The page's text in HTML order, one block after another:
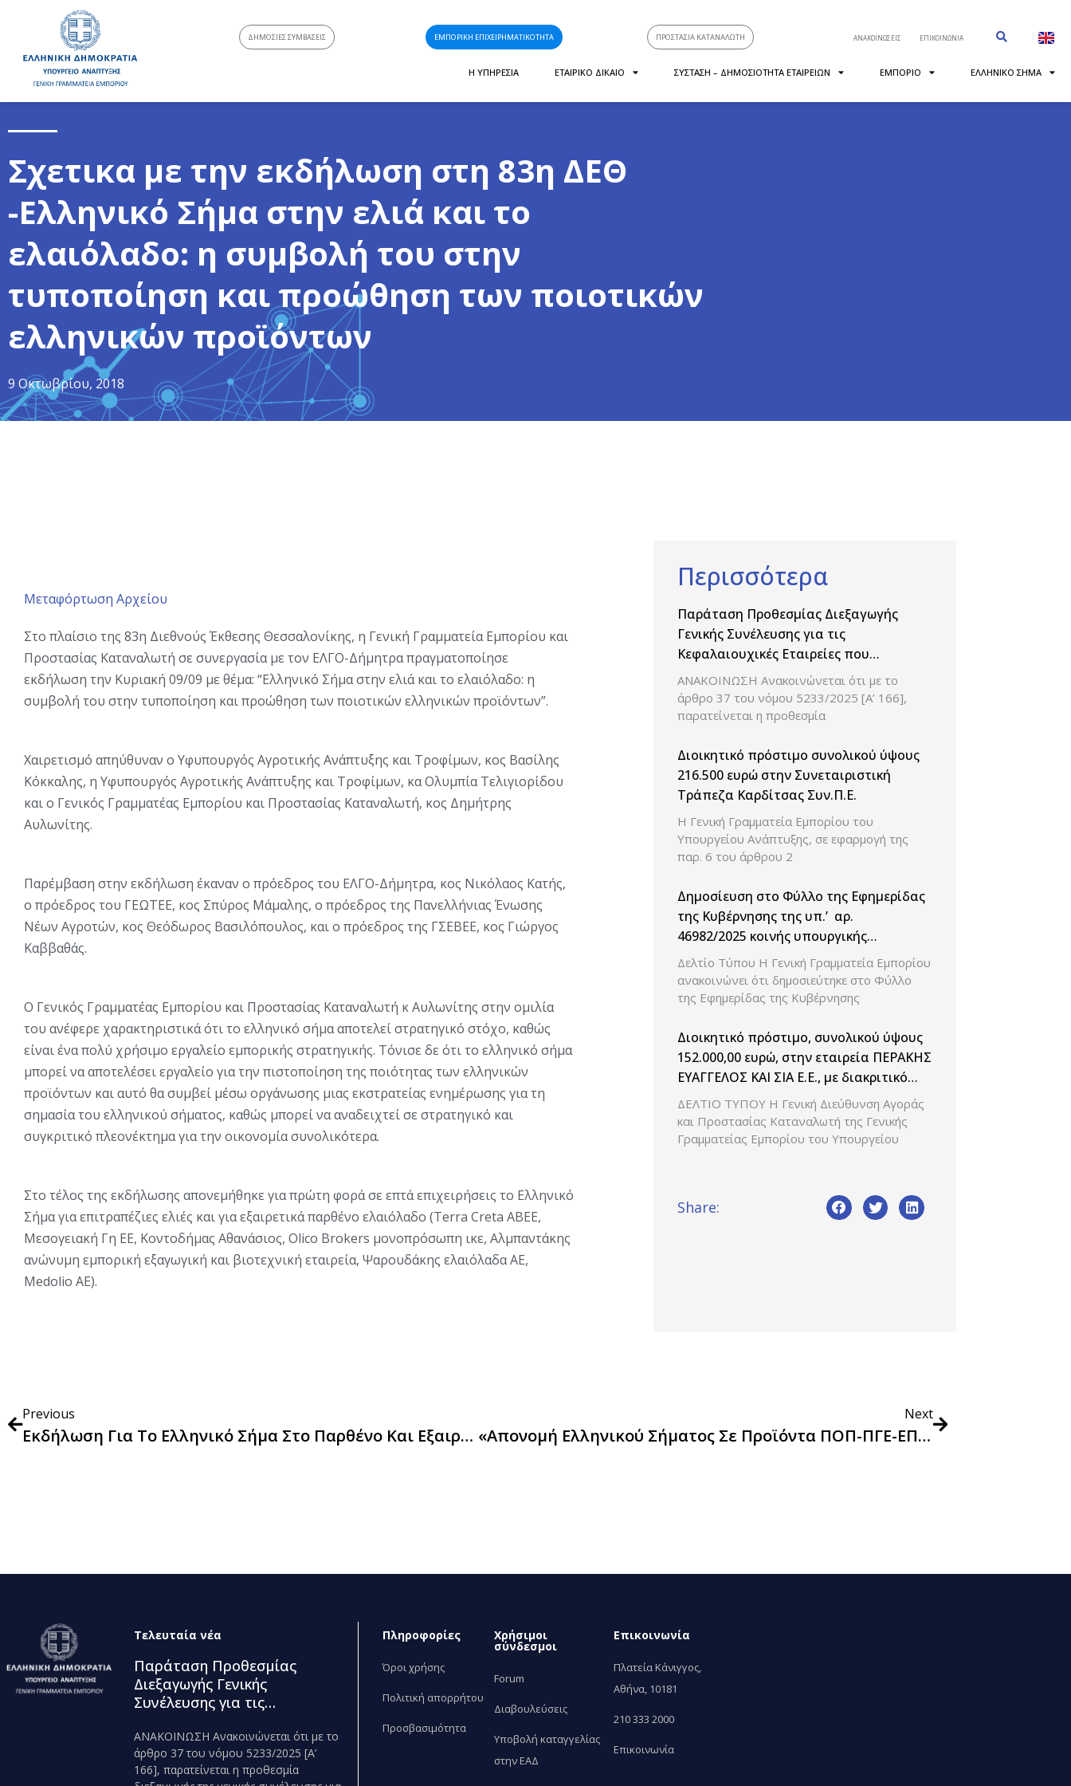
ΔΗΜΟΣΙΕΣ ΣΥΜΒΑΣΕΙΣ ΕΜΠΟΡΙΚΗ ΕΠΙΧΕΙΡΗΜΑΤΙΚΟΤΗΤΑ ΠΡΟΣΤΑΣΙΑ ΚΑΤΑΝΑΛΩΤΗ ΑΝΑΚΟΙΝΩΣΕΙΣ ΕΠΙΚΟΙΝΩΝΙΑ
Η ΥΠΗΡΕΣΙΑ ΕΤΑΙΡΙΚΟ ΔΙΚΑΙΟ ΣΥΣΤΑΣΗ – ΔΗΜΟΣΙΟΤΗΤΑ ΕΤΑΙΡΕΙΩΝ ΕΜΠΟΡΙΟ ΕΛΛΗΝΙΚΟ ΣΗΜΑ
Σχετικα με την εκδήλωση στη 83η ΔΕΘ
-Ελληνικό Σήμα στην ελιά και το
ελαιόλαδο: η συμβολή του στην
τυποποίηση και προώθηση των ποιοτικών
ελληνικών προϊόντων
9 Οκτωβρίου, 2018
Μεταφόρτωση Αρχείου
Στο πλαίσιο της 83η Διεθνούς Έκθεσης Θεσσαλονίκης, η Γενική Γραμματεία Εμπορίου και
Προστασίας Καταναλωτή σε συνεργασία με τον ΕΛΓΟ-Δήμητρα πραγματοποίησε
εκδήλωση την Κυριακή 09/09 με θέμα: “Ελληνικό Σήμα στην ελιά και το ελαιόλαδο: η
συμβολή του στην τυποποίηση και προώθηση των ποιοτικών ελληνικών προϊόντων”.
Χαιρετισμό απηύθυναν ο Υφυπουργός Αγροτικής Ανάπτυξης και Τροφίμων, κος Βασίλης
Κόκκαλης, η Υφυπουργός Αγροτικής Ανάπτυξης και Τροφίμων, κα Ολυμπία Τελιγιορίδου
και ο Γενικός Γραμματέας Εμπορίου και Προστασίας Καταναλωτή, κος Δημήτρης
Αυλωνίτης.
Παρέμβαση στην εκδήλωση έκαναν ο πρόεδρος του ΕΛΓΟ-Δήμητρα, κος Νικόλαος Κατής,
ο πρόεδρος του ΓΕΩΤΕΕ, κος Σπύρος Μάμαλης, ο πρόεδρος της Πανελλήνιας Ένωσης
Νέων Αγροτών, κος Θεόδωρος Βασιλόπουλος, και ο πρόεδρος της ΓΣΕΒΕΕ, κος Γιώργος
Καββαθάς.
Ο Γενικός Γραμματέας Εμπορίου και Προστασίας Καταναλωτή κ Αυλωνίτης στην ομιλία
του ανέφερε χαρακτηριστικά ότι το ελληνικό σήμα αποτελεί στρατηγικό στόχο, καθώς
είναι ένα πολύ χρήσιμο εργαλείο εμπορικής στρατηγικής. Τόνισε δε ότι το ελληνικό σήμα
μπορεί να αποτελέσει εργαλείο για την πιστοποίηση της ποιότητας των ελληνικών
προϊόντων και αυτό θα συμβεί μέσω οργάνωσης μιας εκστρατείας ενημέρωσης για τη
σημασία του ελληνικού σήματος, καθώς μπορεί να αναδειχτεί σε στρατηγικό και
συγκριτικό πλεονέκτημα για την οικονομία συνολικότερα.
Στο τέλος της εκδήλωσης απονεμήθηκε για πρώτη φορά σε επτά επιχειρήσεις το Ελληνικό
Σήμα για επιτραπέζιες ελιές και για εξαιρετικά παρθένο ελαιόλαδο (Τerra Creta ΑΒΕΕ,
Mεσογειακή Γη ΕΕ, Κοντοδήμας Αθανάσιος, Οlico Βrokers μονοπρόσωπη ικε, Αλμπαντάκης
ανώνυμη εμπορική εξαγωγική και βιοτεχνική εταιρεία, Ψαρουδάκης ελαιόλαδα ΑΕ,
Μedolio ΑΕ).
Περισσότερα
Παράταση Προθεσμίας Διεξαγωγής
Γενικής Συνέλευσης για τις
Κεφαλαιουχικές Εταιρείες που
δραστηριοποιούνται στον κλάδο της
Βιομηχανίας Παραγωγής και Εμπορίας
Φαρμάκων
ΑΝΑΚΟΙΝΩΣΗ Ανακοινώνεται ότι με το
άρθρο 37 του νόμου 5233/2025 [Α’ 166],
παρατείνεται η προθεσμία
Διοικητικό πρόστιμο συνολικού ύψους
216.500 ευρώ στην Συνεταιριστική
Τράπεζα Καρδίτσας Συν.Π.Ε.
Η Γενική Γραμματεία Εμπορίου του
Υπουργείου Ανάπτυξης, σε εφαρμογή της
παρ. 6 του άρθρου 2
Δημοσίευση στο Φύλλο της Εφημερίδας
της Κυβέρνησης της υπ.’ αρ.
46982/2025 κοινής υπουργικής
απόφασης με θέμα: «Καθορισμός
κριτηρίων επιβολής και ύψους των
διοικητικών κυρώσεων του άρθρου 50
υπόχρεους εγγραφής στο Γενικό
Εμπορικό Μητρώο (Γ.Ε.ΜΗ.) και λοιπά
σχετικά θέματα» (Β’ 3542/08-07-2025)
Δελτίο Τύπου H Γενική Γραμματεία Εμπορίου
ανακοινώνει ότι δημοσιεύτηκε στο Φύλλο
της Εφημερίδας της Κυβέρνησης
Διοικητικό πρόστιμο, συνολικού ύψους
152.000,00 ευρώ, στην εταιρεία ΠΕΡΑΚΗΣ
ΕΥΑΓΓΕΛΟΣ ΚΑΙ ΣΙΑ E.Ε., με διακριτικό
τίτλο WE PRODUCTION
ΔΕΛΤΙΟ ΤΥΠΟΥ Η Γενική Διεύθυνση Αγοράς
και Προστασίας Καταναλωτή της Γενικής
Γραμματείας Εμπορίου του Υπουργείου
Share:
Previous
Εκδήλωση Για Το Ελληνικό Σήμα Στο Παρθένο Και Εξαιρετικά Παρθένο Ελαιόλαδο Και Στην Επιτραπέζια Ελιά Στο Πλαίσιο Της 83ης ΔΕΘ
Next
«Απονομή Ελληνικού Σήματος Σε Προϊόντα ΠΟΠ-ΠΓΕ-ΕΠΙΠ»
Τελευταία νέα
Παράταση Προθεσμίας
Διεξαγωγής Γενικής
Συνέλευσης για τις
που δραστηριοποιούνται
στον κλάδο της Βιομηχανίας
Παραγωγής και Εμπορίας
ΑΝΑΚΟΙΝΩΣΗ Ανακοινώνεται ότι με το
άρθρο 37 του νόμου 5233/2025 [Α’
166], παρατείνεται η προθεσμία
Πληροφορίες
Όροι χρήσης
Πολιτική απορρήτου
Προσβασιμότητα
Χρήσιμοι
σύνδεσμοι
Forum
Διαβουλεύσεις
Υποβολή καταγγελίας
στην ΕΑΔ
Επικοινωνία
Πλατεία Κάνιγγος,
Αθήνα, 10181
210 333 2000
Επικοινωνία